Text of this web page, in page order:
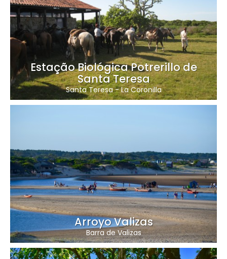
Estação Biológica Potrerillo de
Santa Teresa
Santa Teresa-La Coronilla
Arroyo Valizas
Barra de Valizas